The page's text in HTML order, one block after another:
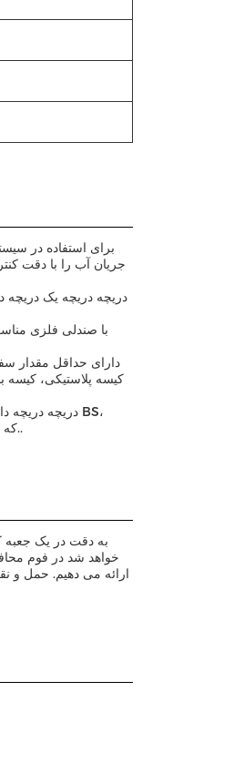
جریان آب را با دقت
DIN، GOST، ANSI، JIS،که باعث می شود یک محصول قابل اعتماد باشد که می تواند در کشورهای مختلف استفاده شود..
خواهد شد در فوم